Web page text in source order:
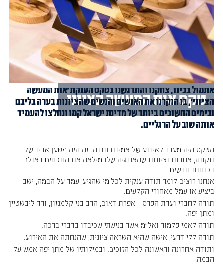
טקס אות המעשה הציוני
אתמול בכינו, צחקנו והתרגשנו בטקס הענקת ׳אות המעשה
הציוני׳, בו הוקרנו את האנשים והנשים שהציונות בערה בליבם
ובימים החשוכים ביותר של מדינת ישראל קמו ונחלצו להעמיד
אותה שוב על הרגליים.
הטקס היה מעבר לאירוע של אמירת תודה. זה היה מטען אדיר של
תקווה, אחדות וציונות שהאנרגיה שלו מילאה את הנוכחים באולם
בכוחות חדשים.
אנחנו רוצים לומר תודה ענקית לכל מי שהגיע, עמד על הבמה, ישב
ביציע או עמל מאחורי הקלעים.
תודה לחברי ועדת הפרס - אפרת דאום, הרב בני קלמנזון, ורד ליבשטיין
ומתן יפה.
תודה לאמי פלמור ואל"מ אשר בנישתי שכיבדו בדברי ברכה.
תודה ללי דרעי, אישה שהיא השראה ציונית, שהנחתה את האירוע.
ותודה אחרונה וראשונה לכל הזוכים. ובמילותיו של מתן יפה אמש על
הבמה: